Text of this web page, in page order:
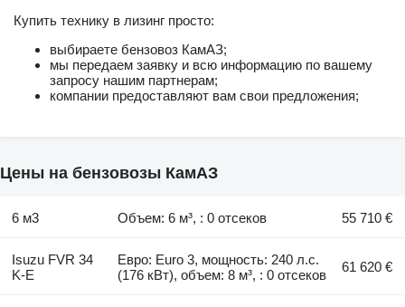
Купить технику в лизинг просто:
выбираете бензовоз КамАЗ;
мы передаем заявку и всю информацию по вашему
запросу нашим партнерам;
компании предоставляют вам свои предложения;
Цены на бензовозы КамАЗ
6 м3 Объем: 6 м³, : 0 отсеков 55 710 €
Isuzu FVR 34
K-E
Евро: Euro 3, мощность: 240 л.с.
(176 кВт), объем: 8 м³, : 0 отсеков
61 620 €